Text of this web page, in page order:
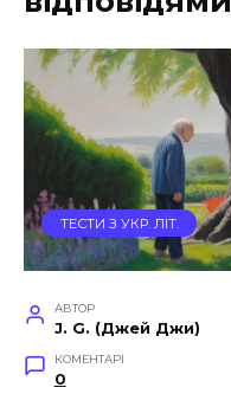
ТЕСТИ З УКР. ЛІТ.
АВТОР
J. G. (Джей Джи)
КОМЕНТАРІ
0